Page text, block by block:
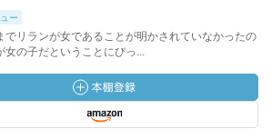
ー
でリランが女であることが明かされていなかったの
女の子だということにびっ...